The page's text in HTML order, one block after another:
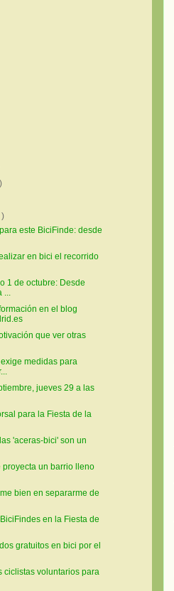
)
este BiciFinde: desde
en bici el recorrido
1 de octubre: Desde
...
en el blog
que ver otras
medidas para
jueves 29 a las
para la Fiesta de la
'aceras-bici' son un
proyecta un barrio lleno
bien en separarme de
en la Fiesta de
gratuitos en bici por el
ciclistas voluntarios para